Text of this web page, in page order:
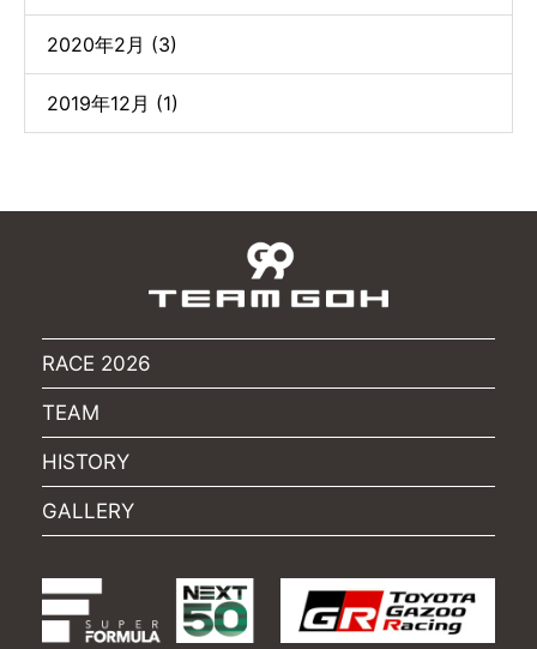
2020年2月 (3)
2019年12月 (1)
RACE 2026
TEAM
HISTORY
GALLERY